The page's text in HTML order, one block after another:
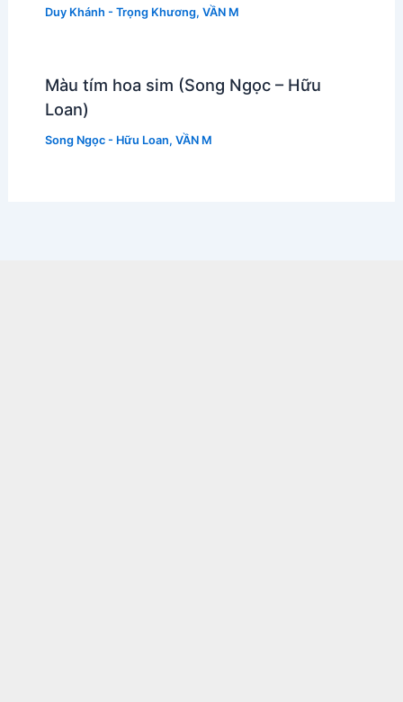
Duy Khánh - Trọng Khương, VẦN M
Màu tím hoa sim (Song Ngọc – Hữu
Loan)
Song Ngọc - Hữu Loan, VẦN M